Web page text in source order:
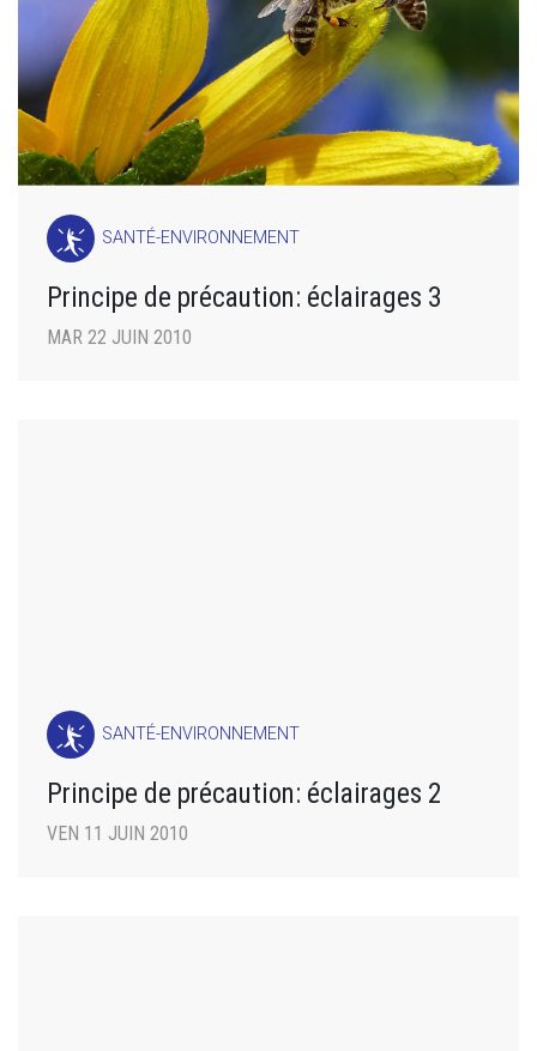
SANTÉ-ENVIRONNEMENT
Principe de précaution: éclairages 3
MAR 22 JUIN 2010
SANTÉ-ENVIRONNEMENT
Principe de précaution: éclairages 2
VEN 11 JUIN 2010